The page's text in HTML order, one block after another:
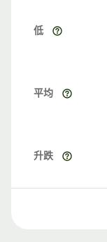
低
平均
升跌